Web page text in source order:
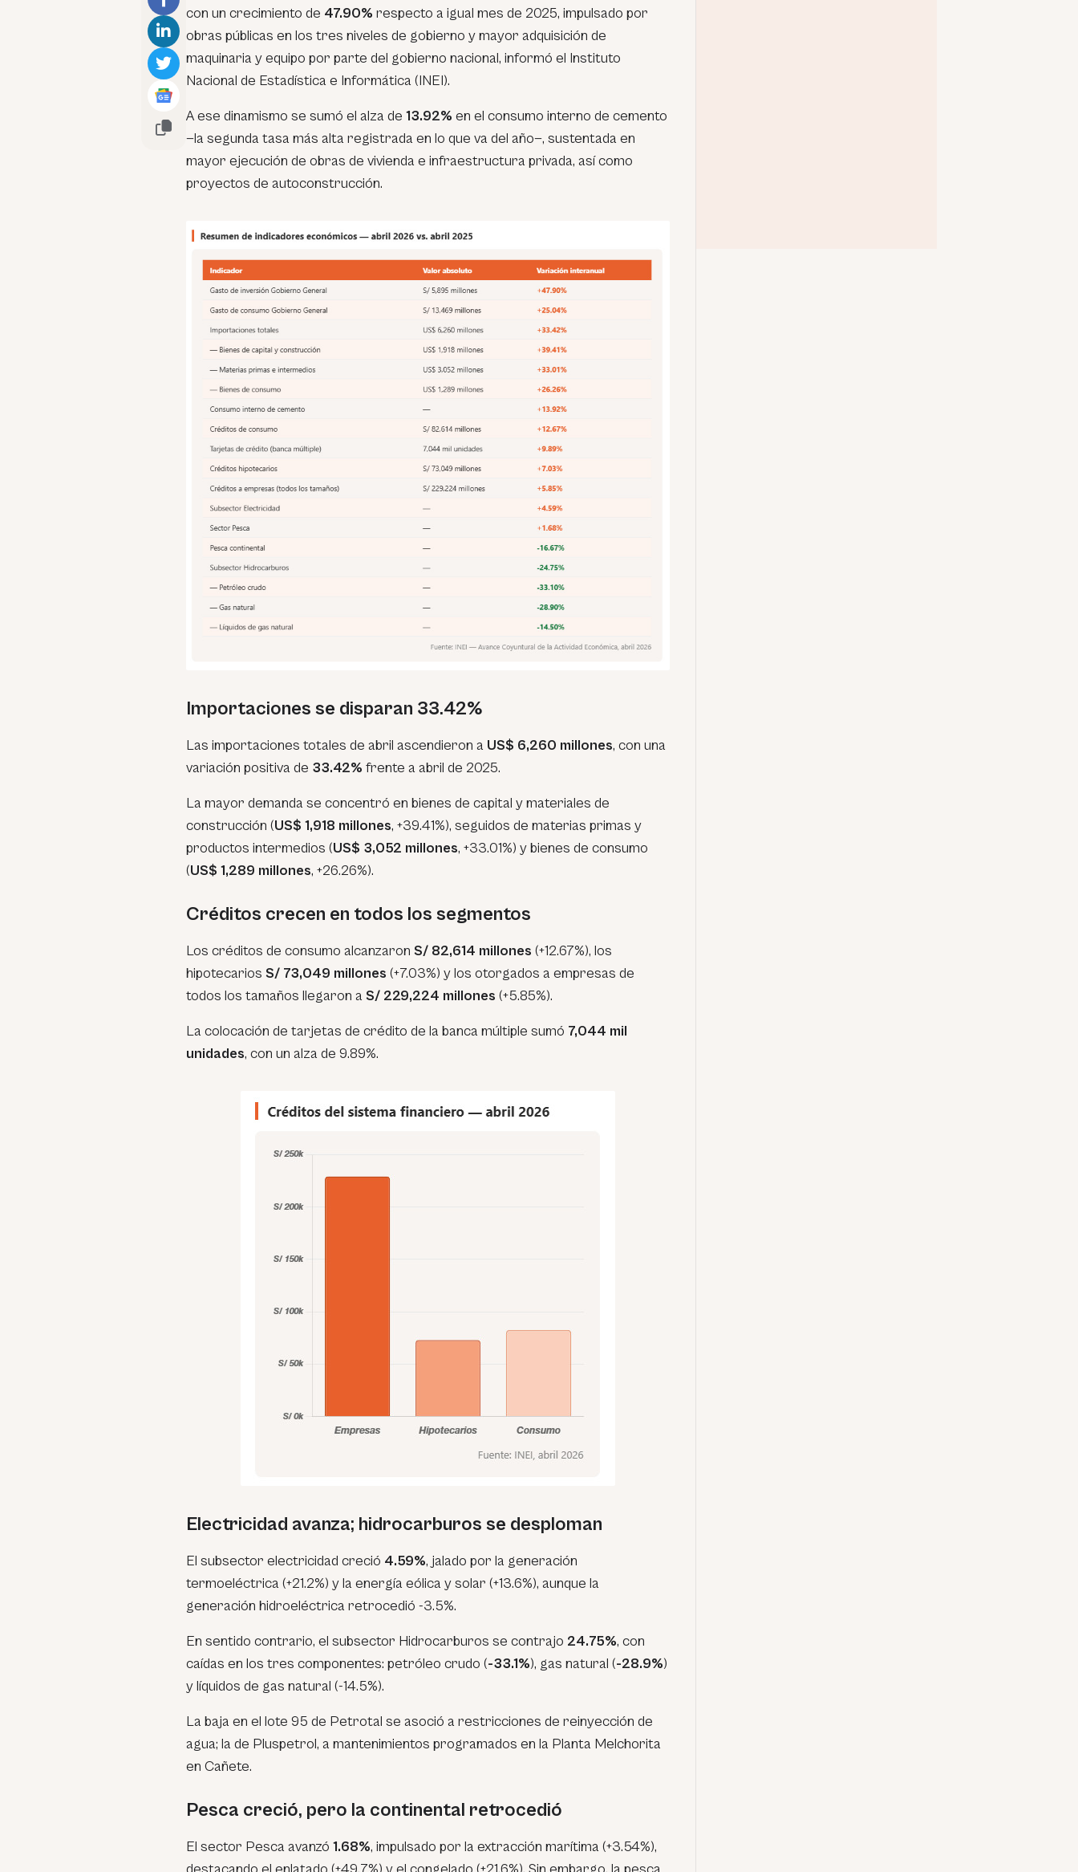
con un crecimiento de 47.90% respecto a igual mes de 2025, impulsado por
obras públicas en los tres niveles de gobierno y mayor adquisición de
maquinaria y equipo por parte del gobierno nacional, informó el Instituto
Nacional de Estadística e Informática (INEI).
A ese dinamismo se sumó el alza de 13.92% en el consumo interno de cemento
—la segunda tasa más alta registrada en lo que va del año—, sustentada en
mayor ejecución de obras de vivienda e infraestructura privada, así como
proyectos de autoconstrucción.
Importaciones se disparan 33.42%
Las importaciones totales de abril ascendieron a US$ 6,260 millones, con una
variación positiva de 33.42% frente a abril de 2025.
La mayor demanda se concentró en bienes de capital y materiales de
construcción (US$ 1,918 millones, +39.41%), seguidos de materias primas y
productos intermedios (US$ 3,052 millones, +33.01%) y bienes de consumo
(US$ 1,289 millones, +26.26%).
Créditos crecen en todos los segmentos
Los créditos de consumo alcanzaron S/ 82,614 millones (+12.67%), los
hipotecarios S/ 73,049 millones (+7.03%) y los otorgados a empresas de
todos los tamaños llegaron a S/ 229,224 millones (+5.85%).
La colocación de tarjetas de crédito de la banca múltiple sumó 7,044 mil
unidades, con un alza de 9.89%.
Electricidad avanza; hidrocarburos se desploman
El subsector electricidad creció 4.59%, jalado por la generación
termoeléctrica (+21.2%) y la energía eólica y solar (+13.6%), aunque la
generación hidroeléctrica retrocedió -3.5%.
En sentido contrario, el subsector Hidrocarburos se contrajo 24.75%, con
caídas en los tres componentes: petróleo crudo (-33.1%), gas natural (-28.9%)
y líquidos de gas natural (-14.5%).
La baja en el lote 95 de Petrotal se asoció a restricciones de reinyección de
agua; la de Pluspetrol, a mantenimientos programados en la Planta Melchorita
en Cañete.
Pesca creció, pero la continental retrocedió
El sector Pesca avanzó 1.68%, impulsado por la extracción marítima (+3.54%),